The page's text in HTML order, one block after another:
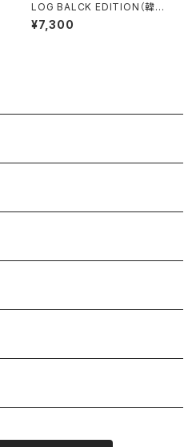
LOG BALCK EDITION（韓国
の簡易麻雀） ※和訳ルールブ
ック付き
¥7,300